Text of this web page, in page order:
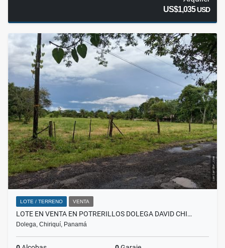
US$1,035USD
LOTE / TERRENO VENTA
LOTE EN VENTA EN POTRERILLOS DOLEGA DAVID CHI…
Dolega, Chiriquí, Panamá